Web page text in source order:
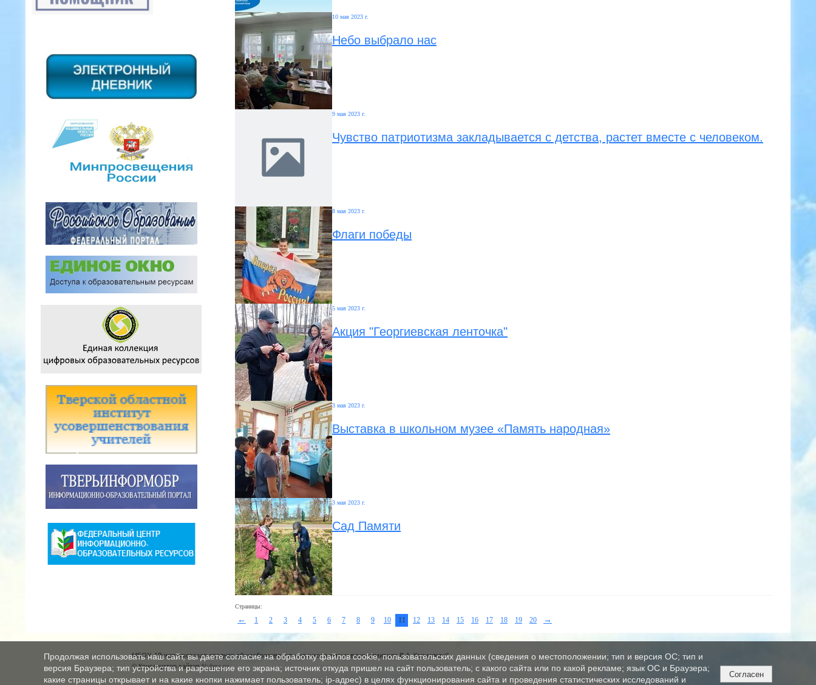
10 мая 2023 г.
Небо выбрало нас
9 мая 2023 г.
Чувство патриотизма закладывается с детства, растет вместе с человеком.
8 мая 2023 г.
Флаги победы
5 мая 2023 г.
Акция "Георгиевская ленточка"
3 мая 2023 г.
Выставка в школьном музее «Память народная»
3 мая 2023 г.
Сад Памяти
Страницы:
← 1 2 3 4 5 6 7 8 9 10 11 12 13 14 15 16 17 18 19 20 →
МБОУ "Луковниковская средняя общеобразовательная школа имени вице-адмирала В.А. Корнилова"
© Конструктор сайтовNubex.ru
Продолжая использовать наш сайт, вы даете согласие на обработку файлов cookie, пользовательских данных (сведения о местоположении; тип и версия ОС; тип и
версия Браузера; тип устройства и разрешение его экрана; источник откуда пришел на сайт пользователь; с какого сайта или по какой рекламе; язык ОС и Браузера;
какие страницы открывает и на какие кнопки нажимает пользователь; ip-адрес) в целях функционирования сайта и проведения статистических исследований и
Согласен